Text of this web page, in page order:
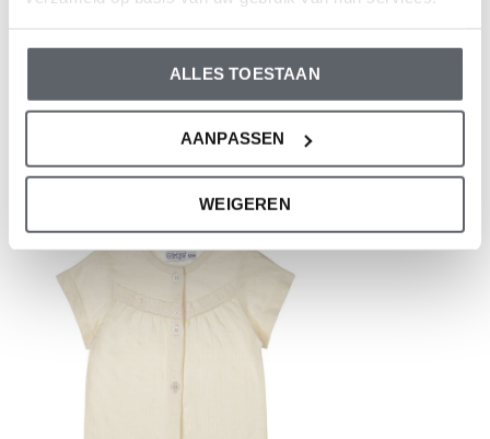
ALLES TOESTAAN
AANPASSEN
WEIGEREN
0
Recente artikelen